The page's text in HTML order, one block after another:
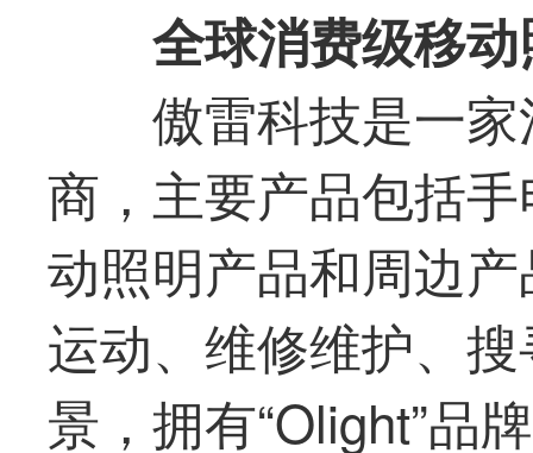
全球消费级移
傲雷科技是一
商，主要产品包括
动照明产品和周边
运动、维修维护、
景，拥有“Olight”品